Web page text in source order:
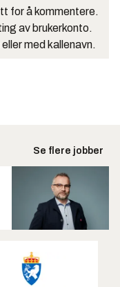
for å kommentere.
av brukerkonto.
med kallenavn.
Se flere jobber